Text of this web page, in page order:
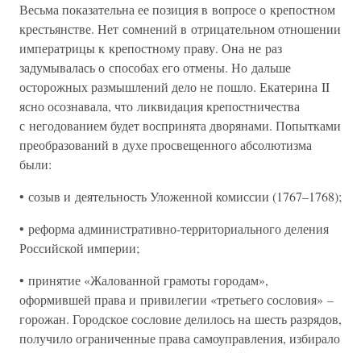
Весьма показательна ее позиция в вопросе о крепостном
крестьянстве. Нет сомнений в отрицательном отношении
императрицы к крепостному праву. Она не раз
задумывалась о способах его отмены. Но дальше
осторожных размышлений дело не пошло. Екатерина II
ясно осознавала, что ликвидация крепостничества
с негодованием будет воспринята дворянами. Попытками
преобразований в духе просвещенного абсолютизма
были:
• созыв и деятельность Уложенной комиссии (1767–1768);
• реформа административно-территориального деления
Российской империи;
• принятие «Жалованной грамоты городам»,
оформившей права и привилегии «третьего сословия» –
горожан. Городское сословие делилось на шесть разрядов,
получило ограниченные права самоуправления, избирало